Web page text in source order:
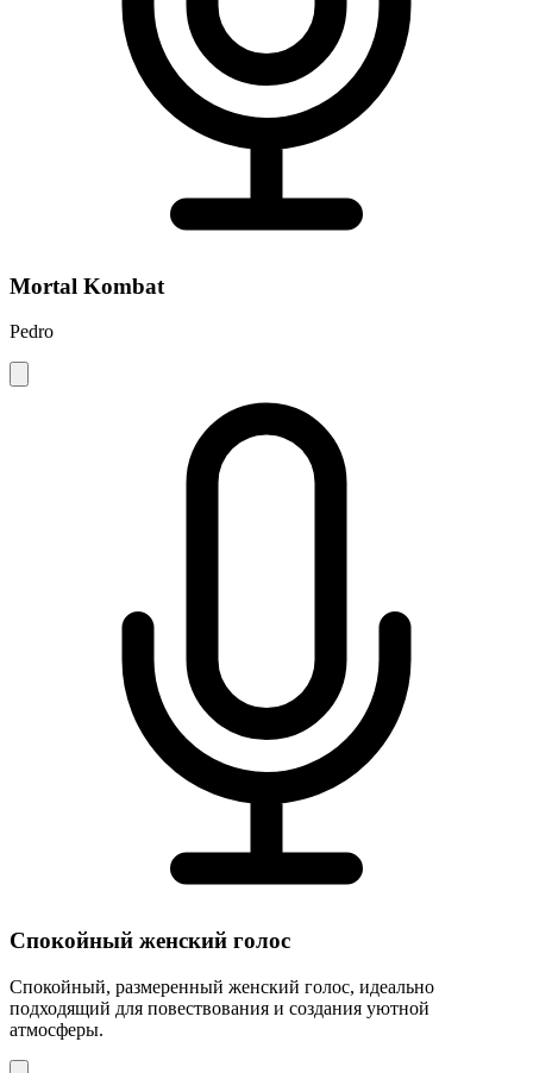
Mortal Kombat
Pedro
Спокойный женский голос
Спокойный, размеренный женский голос, идеально
подходящий для повествования и создания уютной
атмосферы.